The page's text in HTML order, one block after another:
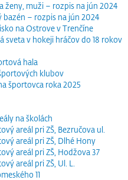
ženy, muži – rozpis na jún 2024
bazén – rozpis na jún 2024
na Ostrove v Trenčíne
sveta v hokeji hráčov do 18 rokov
hala
klubov
športovca roka 2025
na školách
areál pri ZŠ, Bezručova ul.
areál pri ZŠ, Dlhé Hony
areál pri ZŠ, Hodžova 37
areál pri ZŠ, Ul. L.
11